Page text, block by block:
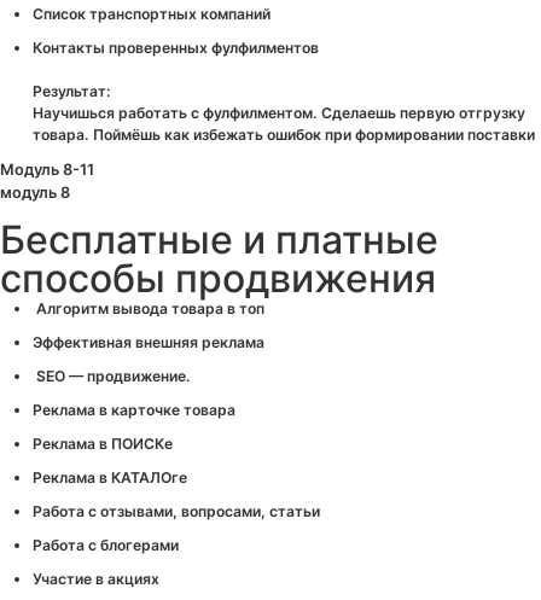
Список транспортных компаний
Контакты проверенных фулфилментов
Результат:
Научишься работать с фулфилментом. Сделаешь первую отгрузку
товара. Поймёшь как избежать ошибок при формировании поставки
Модуль 8-11
модуль 8
Бесплатные и платные
способы продвижения
Алгоритм вывода товара в топ
Эффективная внешняя реклама
SEO — продвижение.
Реклама в карточке товара
Реклама в ПОИСКе
Реклама в КАТАЛОге
Работа с отзывами, вопросами, статьи
Работа с блогерами
Участие в акциях